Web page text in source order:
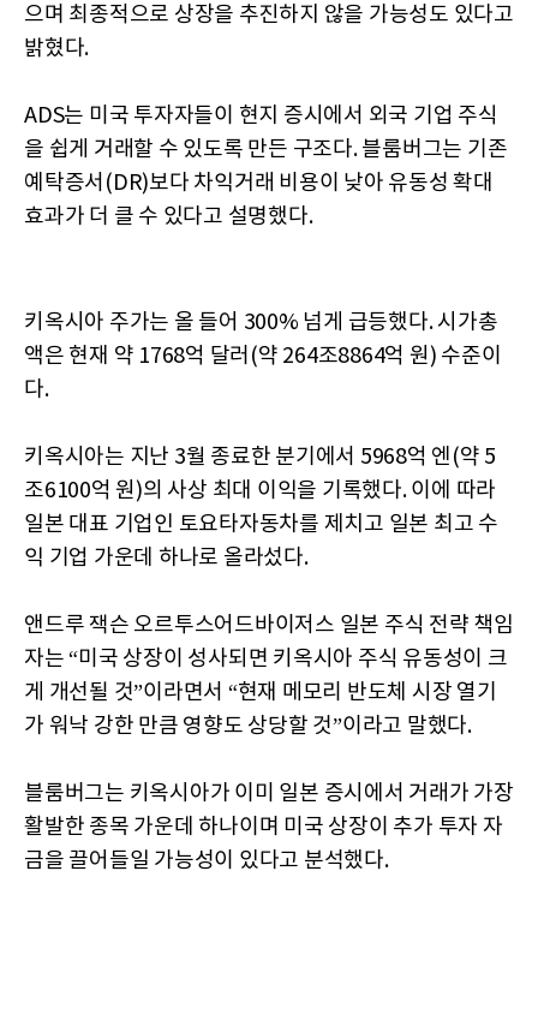
으며 최종적으로 상장을 추진하지 않을 가능성도 있다고
밝혔다.
ADS는 미국 투자자들이 현지 증시에서 외국 기업 주식
을 쉽게 거래할 수 있도록 만든 구조다. 블룸버그는 기존
예탁증서(DR)보다 차익거래 비용이 낮아 유동성 확대
효과가 더 클 수 있다고 설명했다.
키옥시아 주가는 올 들어 300% 넘게 급등했다. 시가총
액은 현재 약 1768억 달러(약 264조8864억 원) 수준이
다.
키옥시아는 지난 3월 종료한 분기에서 5968억 엔(약 5
조6100억 원)의 사상 최대 이익을 기록했다. 이에 따라
일본 대표 기업인 토요타자동차를 제치고 일본 최고 수
익 기업 가운데 하나로 올라섰다.
앤드루 잭슨 오르투스어드바이저스 일본 주식 전략 책임
자는 “미국 상장이 성사되면 키옥시아 주식 유동성이 크
게 개선될 것”이라면서 “현재 메모리 반도체 시장 열기
가 워낙 강한 만큼 영향도 상당할 것”이라고 말했다.
블룸버그는 키옥시아가 이미 일본 증시에서 거래가 가장
활발한 종목 가운데 하나이며 미국 상장이 추가 투자 자
금을 끌어들일 가능성이 있다고 분석했다.